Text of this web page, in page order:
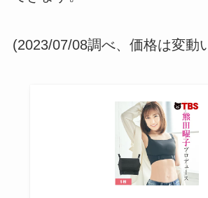
(2023/07/08調べ、価格は変動